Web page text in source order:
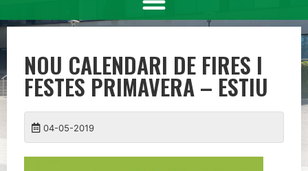
NOU CALENDARI DE FIRES I
FESTES PRIMAVERA – ESTIU
04-05-2019